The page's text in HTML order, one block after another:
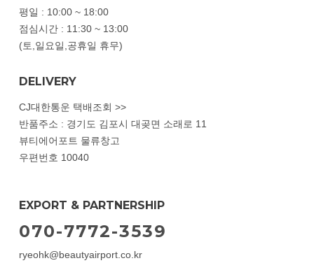
평일 : 10:00 ~ 18:00
점심시간 : 11:30 ~ 13:00
(토,일요일,공휴일 휴무)
DELIVERY
CJ대한통운 택배조회 >>
반품주소 : 경기도 김포시 대곶면 소래로 11
뷰티에어포트 물류창고
우편번호 10040
EXPORT & PARTNERSHIP
070-7772-3539
ryeohk@beautyairport.co.kr